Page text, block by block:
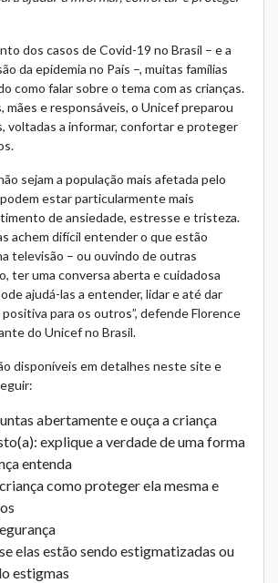
dos casos de Covid-19 no Brasil – e a
da epidemia no País –, muitas famílias
como falar sobre o tema com as crianças.
mães e responsáveis, o Unicef preparou
voltadas a informar, confortar e proteger
sejam a população mais afetada pelo
estar particularmente mais
de ansiedade, estresse e tristeza.
achem difícil entender o que estão
televisão – ou ouvindo de outras
ter uma conversa aberta e cuidadosa
ajudá-las a entender, lidar e até dar
para os outros”, defende Florence
do Unicef no Brasil.
disponíveis em detalhes neste sitee
abertamente e ouça a criança
explique a verdade de uma forma
entenda
como proteger ela mesma e
elas estão sendo estigmatizadas ou
estigmas